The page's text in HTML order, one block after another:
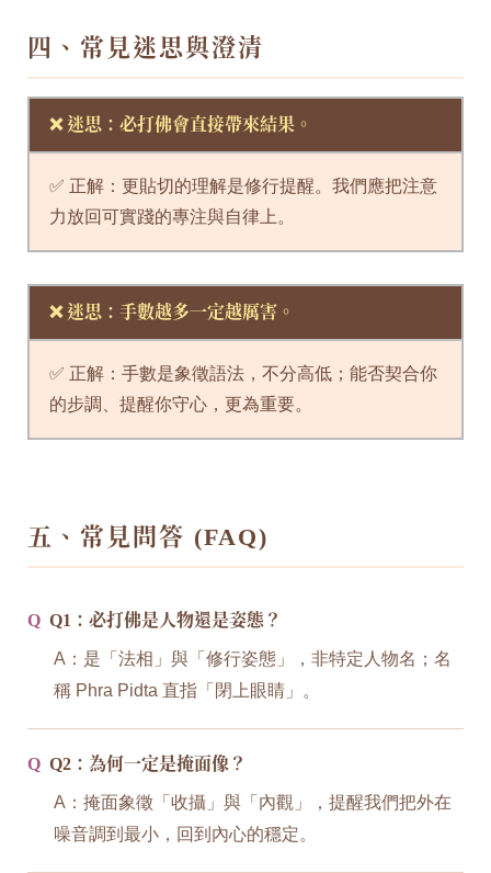
四、常見迷思與澄清
❌ 迷思：必打佛會直接帶來結果。
✅ 正解：更貼切的理解是修行提醒。我們應把注意
力放回可實踐的專注與自律上。
❌ 迷思：手數越多一定越厲害。
✅ 正解：手數是象徵語法，不分高低；能否契合你
的步調、提醒你守心，更為重要。
五、常見問答 (FAQ)
Q Q1：必打佛是人物還是姿態？
A：是「法相」與「修行姿態」，非特定人物名；名
稱 Phra Pidta 直指「閉上眼睛」。
Q Q2：為何一定是掩面像？
A：掩面象徵「收攝」與「內觀」，提醒我們把外在
噪音調到最小，回到內心的穩定。